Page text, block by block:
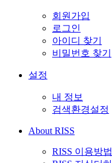
회원가입
로그인
아이디 찾기
비밀번호 찾기
설정
내 정보
검색환경설정
About RISS
RISS 이용방법